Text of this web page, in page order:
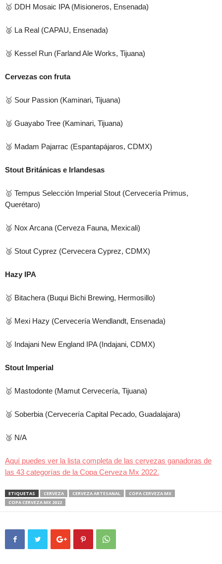
🥇 DDH Mosaic IPA (Misioneros, Ensenada)
🥈 La Real (CAPAU, Ensenada)
🥉 Kessel Run (Farland Ale Works, Tijuana)
Cervezas con fruta
🥇 Sour Passion (Kaminari, Tijuana)
🥈 Guayabo Tree (Kaminari, Tijuana)
🥉 Madam Pajarrac (Espantapájaros, CDMX)
Stout Británicas e Irlandesas
🥇 Tempus Selección Imperial Stout (Cervecería Primus,
Querétaro)
🥈 Nox Arcana (Cerveza Fauna, Mexicali)
🥉 Stout Cyprez (Cervecera Cyprez, CDMX)
Hazy IPA
🥇 Bitachera (Buqui Bichi Brewing, Hermosillo)
🥈 Mexi Hazy (Cervecería Wendlandt, Ensenada)
🥉 Indajani New England IPA (Indajani, CDMX)
Stout Imperial
🥇 Mastodonte (Mamut Cervecería, Tijuana)
🥈 Soberbia (Cervecería Capital Pecado, Guadalajara)
🥉 N/A
Aquí puedes ver la lista completa de las cervezas ganadoras de
las 43 categorías de la Copa Cerveza Mx 2022.
ETIQUETAS CERVEZA CERVEZA ARTESANAL
COPA CERVEZA MX
COPA CERVEZA MX 2022